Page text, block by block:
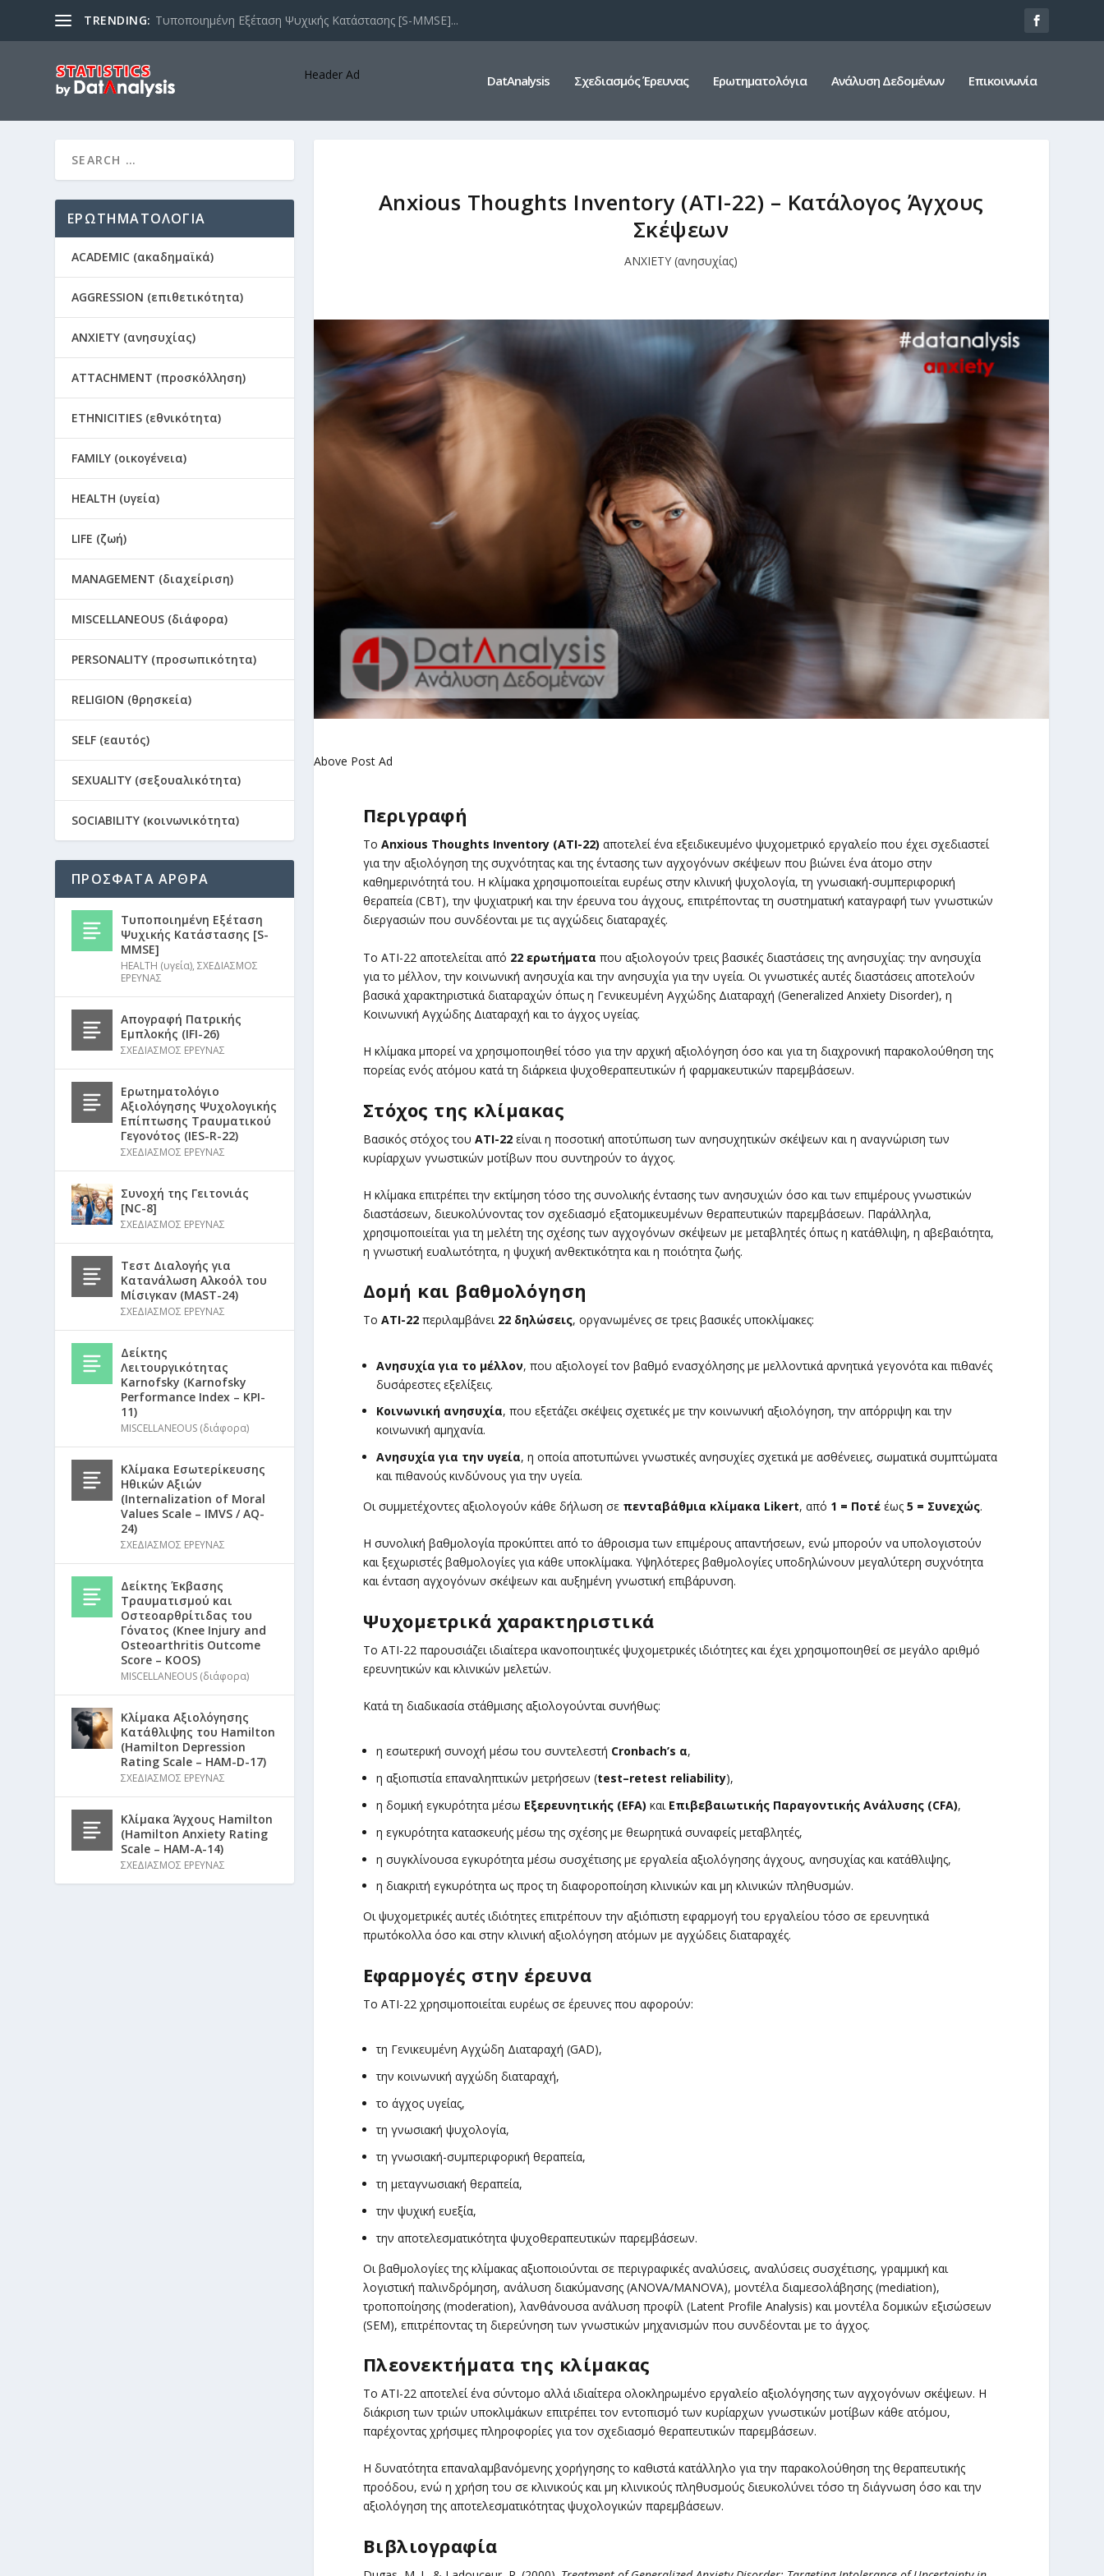
TRENDING: Τυποποιημένη Εξέταση Ψυχικής Κατάστασης [S-MMSE]...
Header Ad DatAnalysis Σχεδιασμός Έρευνας Ερωτηματολόγια Ανάλυση Δεδομένων Επικοινωνία
Anxious Thoughts Inventory (ATI-22) – Κατάλογος Άγχους
Σκέψεων
ANXIETY (ανησυχίας)
Above Post Ad
Περιγραφή
Το Anxious Thoughts Inventory (ATI-22) αποτελεί ένα εξειδικευμένο ψυχομετρικό εργαλείο που έχει σχεδιαστεί
για την αξιολόγηση της συχνότητας και της έντασης των αγχογόνων σκέψεων που βιώνει ένα άτομο στην
καθημερινότητά του. Η κλίμακα χρησιμοποιείται ευρέως στην κλινική ψυχολογία, τη γνωσιακή-συμπεριφορική
θεραπεία (CBT), την ψυχιατρική και την έρευνα του άγχους, επιτρέποντας τη συστηματική καταγραφή των γνωστικών
διεργασιών που συνδέονται με τις αγχώδεις διαταραχές.
Το ATI-22 αποτελείται από 22 ερωτήματα που αξιολογούν τρεις βασικές διαστάσεις της ανησυχίας: την ανησυχία
για το μέλλον, την κοινωνική ανησυχία και την ανησυχία για την υγεία. Οι γνωστικές αυτές διαστάσεις αποτελούν
βασικά χαρακτηριστικά διαταραχών όπως η Γενικευμένη Αγχώδης Διαταραχή (Generalized Anxiety Disorder), η
Κοινωνική Αγχώδης Διαταραχή και το άγχος υγείας.
Η κλίμακα μπορεί να χρησιμοποιηθεί τόσο για την αρχική αξιολόγηση όσο και για τη διαχρονική παρακολούθηση της
πορείας ενός ατόμου κατά τη διάρκεια ψυχοθεραπευτικών ή φαρμακευτικών παρεμβάσεων.
Στόχος της κλίμακας
Βασικός στόχος του ATI-22είναι η ποσοτική αποτύπωση των ανησυχητικών σκέψεων και η αναγνώριση των
κυρίαρχων γνωστικών μοτίβων που συντηρούν το άγχος.
Η κλίμακα επιτρέπει την εκτίμηση τόσο της συνολικής έντασης των ανησυχιών όσο και των επιμέρους γνωστικών
διαστάσεων, διευκολύνοντας τον σχεδιασμό εξατομικευμένων θεραπευτικών παρεμβάσεων. Παράλληλα,
χρησιμοποιείται για τη μελέτη της σχέσης των αγχογόνων σκέψεων με μεταβλητές όπως η κατάθλιψη, η αβεβαιότητα,
η γνωστική ευαλωτότητα, η ψυχική ανθεκτικότητα και η ποιότητα ζωής.
Δομή και βαθμολόγηση
Το ATI-22περιλαμβάνει 22 δηλώσεις, οργανωμένες σε τρεις βασικές υποκλίμακες:
Ανησυχία για το μέλλον, που αξιολογεί τον βαθμό ενασχόλησης με μελλοντικά αρνητικά γεγονότα και πιθανές
δυσάρεστες εξελίξεις.
Κοινωνική ανησυχία, που εξετάζει σκέψεις σχετικές με την κοινωνική αξιολόγηση, την απόρριψη και την
κοινωνική αμηχανία.
Ανησυχία για την υγεία, η οποία αποτυπώνει γνωστικές ανησυχίες σχετικά με ασθένειες, σωματικά συμπτώματα
και πιθανούς κινδύνους για την υγεία.
Οι συμμετέχοντες αξιολογούν κάθε δήλωση σε πενταβάθμια κλίμακα Likert, από 1 = Ποτέέως 5 = Συνεχώς.
Η συνολική βαθμολογία προκύπτει από το άθροισμα των επιμέρους απαντήσεων, ενώ μπορούν να υπολογιστούν
και ξεχωριστές βαθμολογίες για κάθε υποκλίμακα. Υψηλότερες βαθμολογίες υποδηλώνουν μεγαλύτερη συχνότητα
και ένταση αγχογόνων σκέψεων και αυξημένη γνωστική επιβάρυνση.
Ψυχομετρικά χαρακτηριστικά
Το ATI-22 παρουσιάζει ιδιαίτερα ικανοποιητικές ψυχομετρικές ιδιότητες και έχει χρησιμοποιηθεί σε μεγάλο αριθμό
ερευνητικών και κλινικών μελετών.
Κατά τη διαδικασία στάθμισης αξιολογούνται συνήθως:
η εσωτερική συνοχή μέσω του συντελεστή Cronbach’s α,
η αξιοπιστία επαναληπτικών μετρήσεων (test–retest reliability),
η δομική εγκυρότητα μέσω Εξερευνητικής (EFA) και Επιβεβαιωτικής Παραγοντικής Ανάλυσης (CFA),
η εγκυρότητα κατασκευής μέσω της σχέσης με θεωρητικά συναφείς μεταβλητές,
η συγκλίνουσα εγκυρότητα μέσω συσχέτισης με εργαλεία αξιολόγησης άγχους, ανησυχίας και κατάθλιψης,
η διακριτή εγκυρότητα ως προς τη διαφοροποίηση κλινικών και μη κλινικών πληθυσμών.
Οι ψυχομετρικές αυτές ιδιότητες επιτρέπουν την αξιόπιστη εφαρμογή του εργαλείου τόσο σε ερευνητικά
πρωτόκολλα όσο και στην κλινική αξιολόγηση ατόμων με αγχώδεις διαταραχές.
Εφαρμογές στην έρευνα
Το ATI-22 χρησιμοποιείται ευρέως σε έρευνες που αφορούν:
τη Γενικευμένη Αγχώδη Διαταραχή (GAD),
την κοινωνική αγχώδη διαταραχή,
το άγχος υγείας,
τη γνωσιακή ψυχολογία,
τη γνωσιακή-συμπεριφορική θεραπεία,
τη μεταγνωσιακή θεραπεία,
την ψυχική ευεξία,
την αποτελεσματικότητα ψυχοθεραπευτικών παρεμβάσεων.
Οι βαθμολογίες της κλίμακας αξιοποιούνται σε περιγραφικές αναλύσεις, αναλύσεις συσχέτισης, γραμμική και
λογιστική παλινδρόμηση, ανάλυση διακύμανσης (ANOVA/MANOVA), μοντέλα διαμεσολάβησης (mediation),
τροποποίησης (moderation), λανθάνουσα ανάλυση προφίλ (Latent Profile Analysis) και μοντέλα δομικών εξισώσεων
(SEM), επιτρέποντας τη διερεύνηση των γνωστικών μηχανισμών που συνδέονται με το άγχος.
Πλεονεκτήματα της κλίμακας
Το ATI-22 αποτελεί ένα σύντομο αλλά ιδιαίτερα ολοκληρωμένο εργαλείο αξιολόγησης των αγχογόνων σκέψεων. Η
διάκριση των τριών υποκλιμάκων επιτρέπει τον εντοπισμό των κυρίαρχων γνωστικών μοτίβων κάθε ατόμου,
παρέχοντας χρήσιμες πληροφορίες για τον σχεδιασμό θεραπευτικών παρεμβάσεων.
Η δυνατότητα επαναλαμβανόμενης χορήγησης το καθιστά κατάλληλο για την παρακολούθηση της θεραπευτικής
προόδου, ενώ η χρήση του σε κλινικούς και μη κλινικούς πληθυσμούς διευκολύνει τόσο τη διάγνωση όσο και την
αξιολόγηση της αποτελεσματικότητας ψυχολογικών παρεμβάσεων.
Βιβλιογραφία
ΕΡΩΤΗΜΑΤΟΛΟΓΙΑ
ACADEMIC (ακαδημαϊκά)
AGGRESSION (επιθετικότητα)
ANXIETY (ανησυχίας)
ATTACHMENT (προσκόλληση)
ETHNICITIES (εθνικότητα)
FAMILY (οικογένεια)
HEALTH (υγεία)
LIFE (ζωή)
MANAGEMENT (διαχείριση)
MISCELLANEOUS (διάφορα)
PERSONALITY (προσωπικότητα)
RELIGION (θρησκεία)
SELF (εαυτός)
SEXUALITY (σεξουαλικότητα)
SOCIABILITY (κοινωνικότητα)
ΠΡΟΣΦΑΤΑ ΑΡΘΡΑ
Τυποποιημένη Εξέταση
Ψυχικής Κατάστασης [S-
MMSE]
HEALTH (υγεία),ΣΧΕΔΙΑΣΜΟΣ
ΕΡΕΥΝΑΣ
Απογραφή Πατρικής
Εμπλοκής (IFI-26)
ΣΧΕΔΙΑΣΜΟΣ ΕΡΕΥΝΑΣ
Ερωτηματολόγιο
Αξιολόγησης Ψυχολογικής
Επίπτωσης Τραυματικού
Γεγονότος (IES-R-22)
ΣΧΕΔΙΑΣΜΟΣ ΕΡΕΥΝΑΣ
Συνοχή της Γειτονιάς
[NC-8]
ΣΧΕΔΙΑΣΜΟΣ ΕΡΕΥΝΑΣ
Τεστ Διαλογής για
Κατανάλωση Αλκοόλ του
Μίσιγκαν (MAST-24)
ΣΧΕΔΙΑΣΜΟΣ ΕΡΕΥΝΑΣ
Δείκτης
Λειτουργικότητας
Karnofsky (Karnofsky
Performance Index – KPI-
11)
MISCELLANEOUS (διάφορα)
Κλίμακα Εσωτερίκευσης
Ηθικών Αξιών
(Internalization of Moral
Values Scale – IMVS / AQ-
24)
ΣΧΕΔΙΑΣΜΟΣ ΕΡΕΥΝΑΣ
Δείκτης Έκβασης
Τραυματισμού και
Οστεοαρθρίτιδας του
Γόνατος (Knee Injury and
Osteoarthritis Outcome
Score – KOOS)
MISCELLANEOUS (διάφορα)
Κλίμακα Αξιολόγησης
Κατάθλιψης του Hamilton
(Hamilton Depression
Rating Scale – HAM-D-17)
ΣΧΕΔΙΑΣΜΟΣ ΕΡΕΥΝΑΣ
Κλίμακα Άγχους Hamilton
(Hamilton Anxiety Rating
Scale – HAM-A-14)
ΣΧΕΔΙΑΣΜΟΣ ΕΡΕΥΝΑΣ